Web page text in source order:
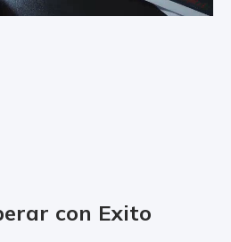
con Exito